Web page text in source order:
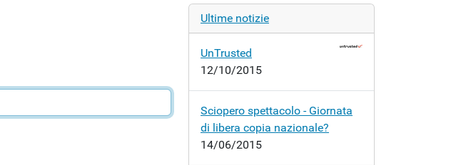
Ultime notizie
UnTrusted
12/10/2015
Sciopero spettacolo - Giornata
di libera copia nazionale?
14/06/2015